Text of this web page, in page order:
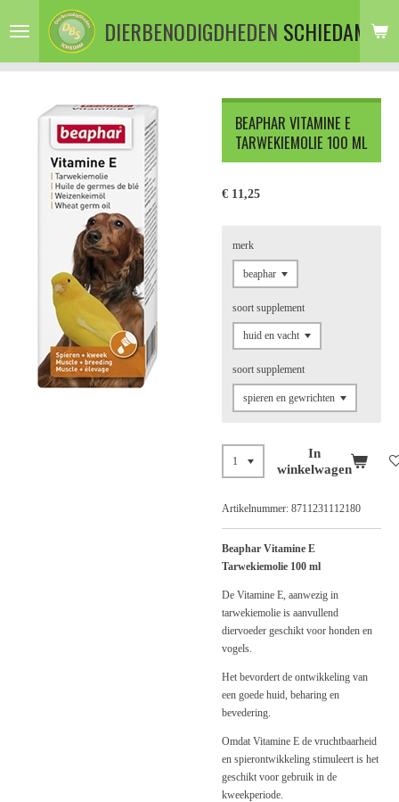
direct
de
DIERBENODIGDHEDEN SCHIEDAM
BEAPHAR VITAMINE E
TARWEKIEMOLIE 100 ML
€ 11,25
merk
soort supplement
soort supplement
In
winkelwagen
Artikelnummer: 8711231112180
Beaphar Vitamine E
Tarwekiemolie 100 ml
De Vitamine E, aanwezig in
tarwekiemolie is aanvullend
diervoeder geschikt voor honden en
vogels.
Het bevordert de ontwikkeling van
een goede huid, beharing en
bevedering.
Omdat Vitamine E de vruchtbaarheid
en spierontwikkeling stimuleert is het
geschikt voor gebruik in de
kweekperiode.